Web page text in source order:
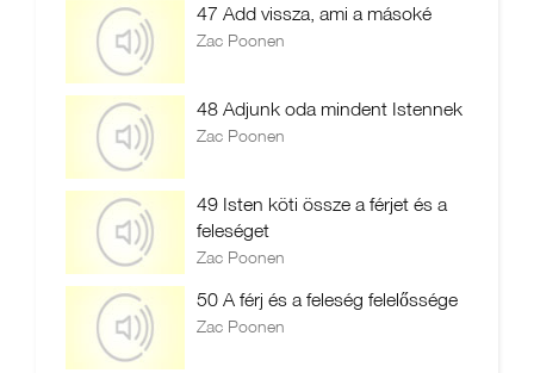
47 Add vissza, ami a másoké
Zac Poonen
48 Adjunk oda mindent Istennek
Zac Poonen
49 Isten köti össze a férjet és a
feleséget
Zac Poonen
50 A férj és a feleség felelőssége
Zac Poonen